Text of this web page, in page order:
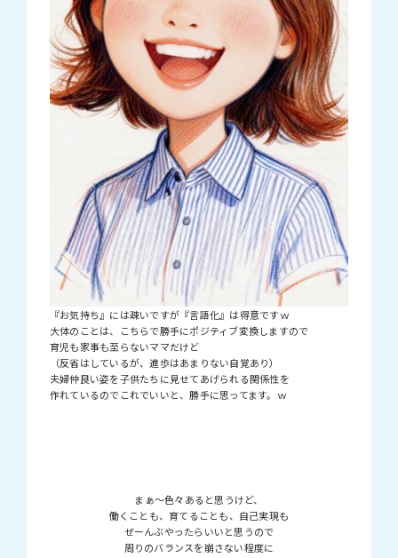
『お気持ち』には疎いですが『言語化』は得意ですｗ
大体のことは、こちらで勝手にポジティブ変換しますので
育児も家事も至らないママだけど
（反省はしているが、進歩はあまりない自覚あり）
夫婦仲良い姿を子供たちに見せてあげられる関係性を
作れているのでこれでいいと、勝手に思ってます。ｗ
まぁ～色々あると思うけど、
働くことも、育てることも、自己実現も
ぜーんぶやったらいいと思うので
周りのバランスを崩さない程度に